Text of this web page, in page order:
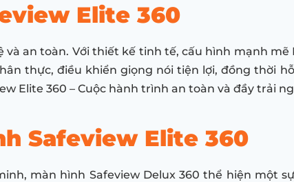
Elite 360
an toàn. Với thiết kế tinh tế, cấu hình mạnh mẽ
thực, điều khiển giọng nói tiện lợi, đồng thời
Elite 360 – Cuộc hành trình an toàn và đầy trải
Safeview Elite 360
màn hình Safeview Delux 360 thể hiện một